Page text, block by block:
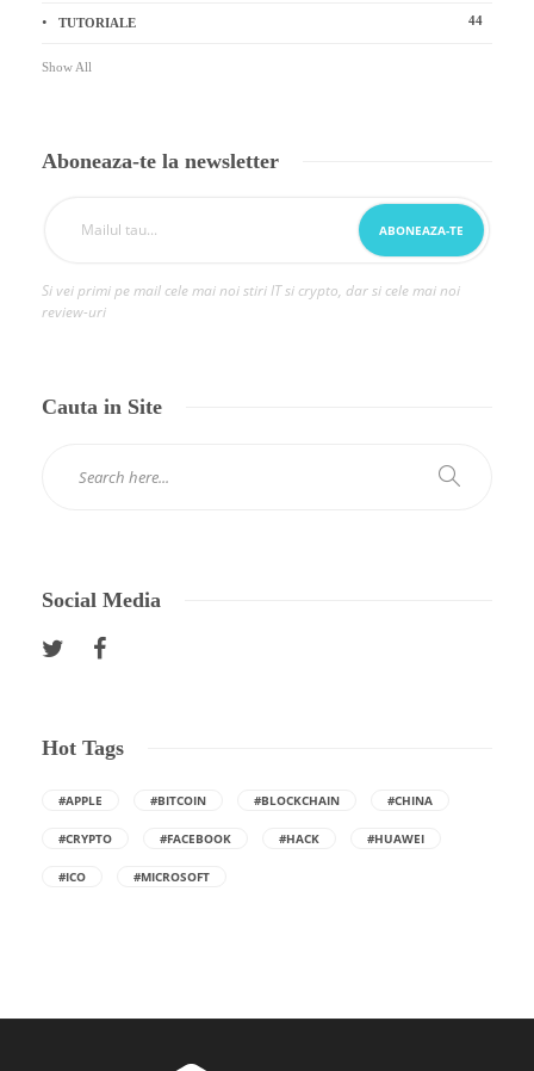
TUTORIALE 44
Show All
Aboneaza-te la newsletter
Si vei primi pe mail cele mai noi stiri IT si crypto, dar si cele mai noi
review-uri
Cauta in Site
Social Media
Hot Tags
#APPLE #BITCOIN #BLOCKCHAIN #CHINA
#CRYPTO #FACEBOOK #HACK #HUAWEI
#ICO #MICROSOFT